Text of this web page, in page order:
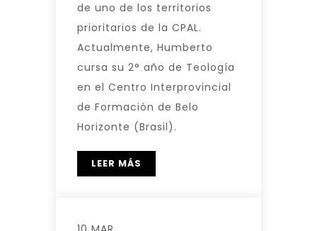
de uno de los territorios
prioritarios de la CPAL.
Actualmente, Humberto
cursa su 2° año de Teología
en el Centro Interprovincial
de Formación de Belo
Horizonte (Brasil).
LEER MÁS